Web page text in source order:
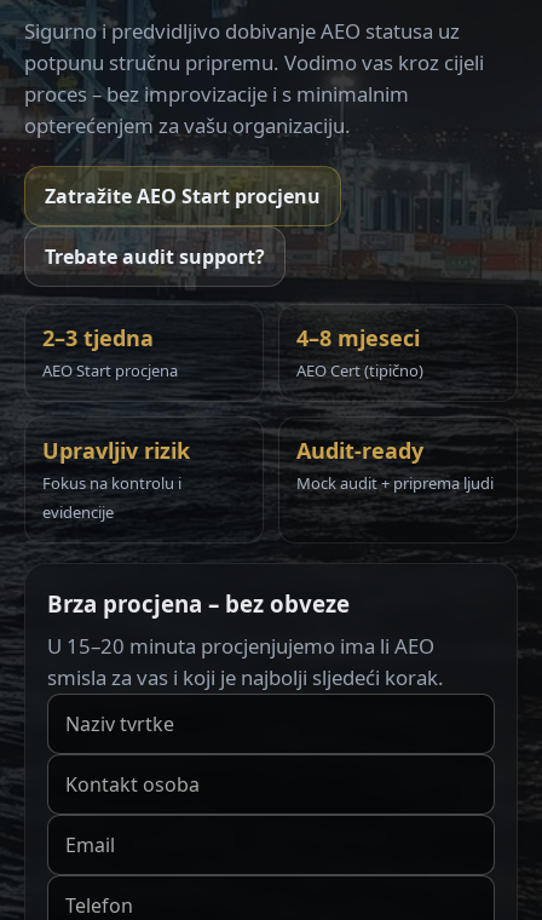
Sigurno i predvidljivo dobivanje AEO statusa uz
potpunu stručnu pripremu. Vodimo vas kroz cijeli
proces – bez improvizacije i s minimalnim
opterećenjem za vašu organizaciju.
Zatražite AEO Start procjenu
Trebate audit support?
2–3 tjedna
AEO Start procjena
4–8 mjeseci
AEO Cert (tipično)
Upravljiv rizik
Fokus na kontrolu i
evidencije
Audit-ready
Mock audit + priprema ljudi
Brza procjena – bez obveze
U 15–20 minuta procjenjujemo ima li AEO
smisla za vas i koji je najbolji sljedeći korak.